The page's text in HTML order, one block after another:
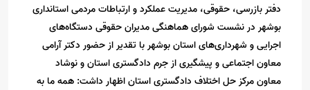
دفتر بازرسی، حقوقی، مدیریت عملکرد و ارتباطات مردمی استانداری
بوشهر در نشست شورای هماهنگی مدیران حقوقی دستگاه‌های
اجرایی و شهرداری‌های استان بوشهر با تقدیر از حضور دکتر آرامی
معاون اجتماعی و پیشگیری از جرم دادگستری استان و نوشاد
معاون مرکز حل اختلاف دادگستری استان اظهار داشت: همه ما به